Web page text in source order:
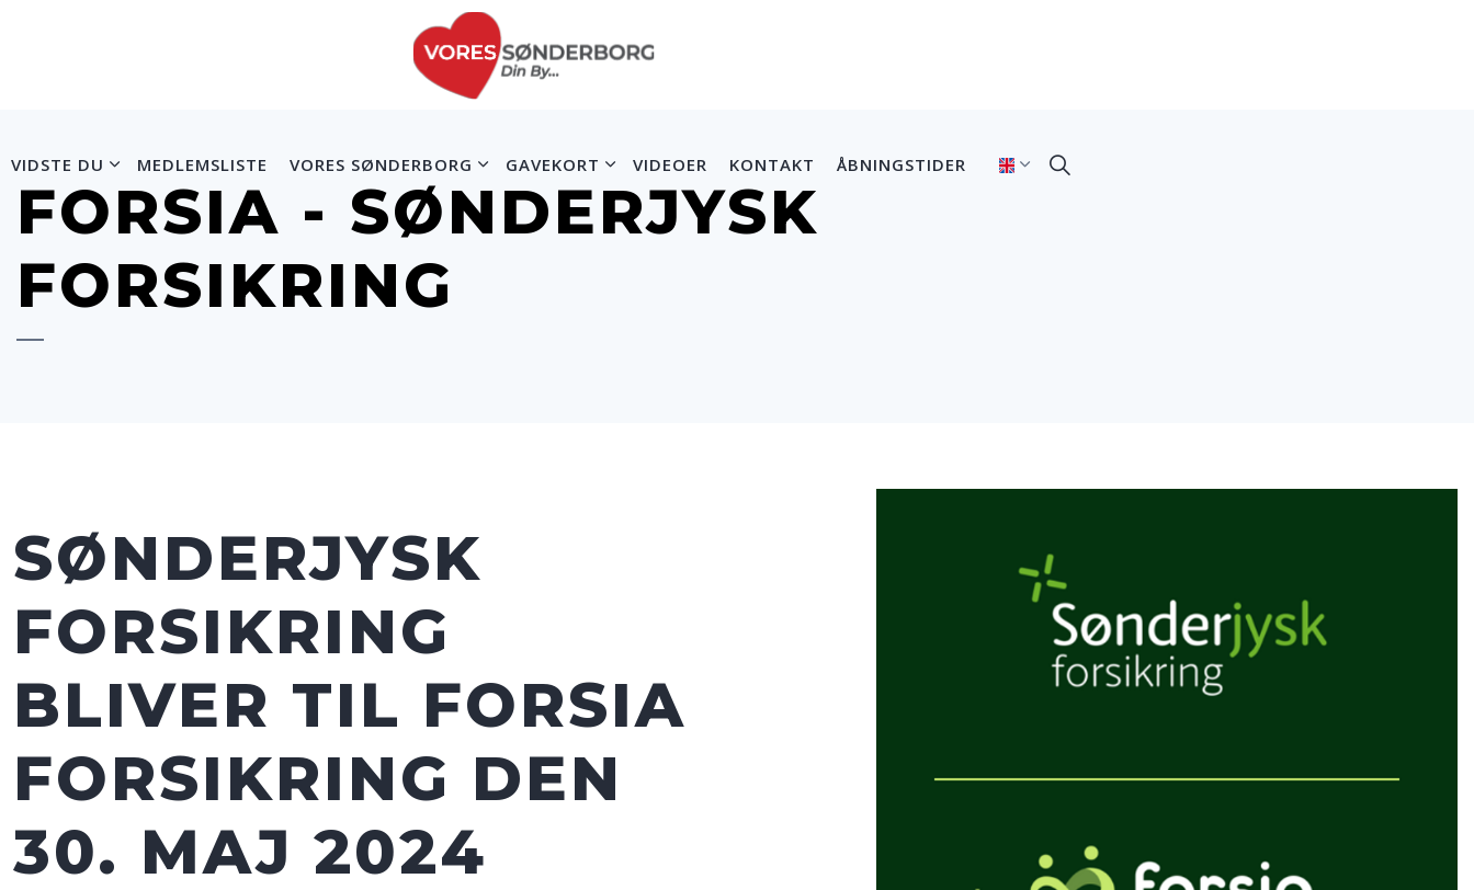
VIDSTE DU MEDLEMSLISTE VORES SØNDERBORG GAVEKORT VIDEOER KONTAKT ÅBNINGSTIDER
FORSIA - SØNDERJYSK
FORSIKRING
SØNDERJYSK
FORSIKRING
BLIVER TIL FORSIA
FORSIKRING DEN
30. MAJ 2024